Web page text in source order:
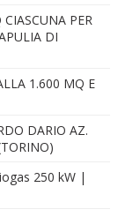
PER
DI
1.600 MQ E
DARIO AZ.
250 kW |